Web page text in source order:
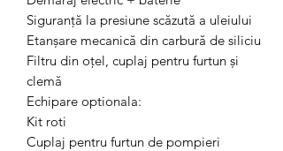
Siguranță la presiune scăzută a uleiului
Etanșare mecanică din carbură de siliciu
Filtru din oțel, cuplaj pentru furtun și
clemă
Echipare optionala:
Kit roti
Cuplaj pentru furtun de pompieri